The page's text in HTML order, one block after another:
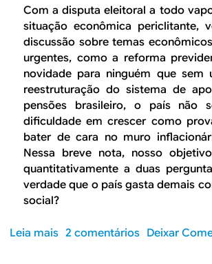
m
e
n
d
a
d
o
t
e
o
d
o
Com a disputa eleitoral a todo
situação econômica periclitante,
discussão sobre temas
urgentes, como a reforma
novidade para ninguém que sem
reestruturação do sistema de
pensões brasileiro, o país não
dificuldade em crescer como
bater de cara no muro
Nessa breve nota, nosso
quantitativamente a duas
verdade que o país gasta demais
social?
Leia mais 2 comentários Deixar